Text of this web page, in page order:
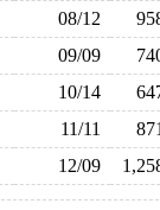
08/12
09/09
10/14
11/11
12/09